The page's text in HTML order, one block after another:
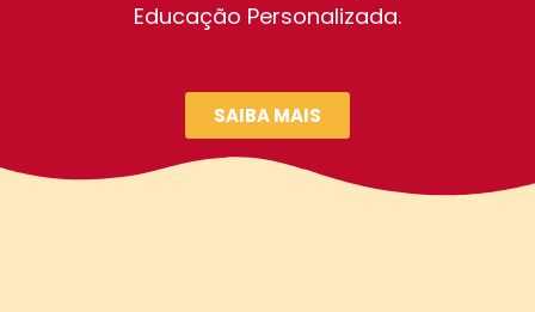
Educação Personalizada.
SAIBA MAIS